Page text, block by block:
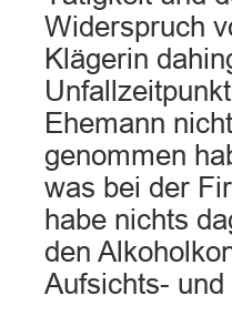
Widerspruch
Klägerin
Ehemann
genommen
was bei der
habe nichts
den
Aufsichts-